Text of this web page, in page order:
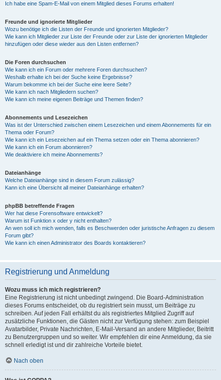
Ich habe eine Spam-E-Mail von einem Mitglied dieses Forums erhalten!
Freunde und ignorierte Mitglieder
Wozu benötige ich die Listen der Freunde und ignorierten Mitglieder?
Wie kann ich Mitglieder zur Liste der Freunde oder zur Liste der ignorierten Mitglieder
hinzufügen oder diese wieder aus den Listen entfernen?
Die Foren durchsuchen
Wie kann ich ein Forum oder mehrere Foren durchsuchen?
Weshalb erhalte ich bei der Suche keine Ergebnisse?
Warum bekomme ich bei der Suche eine leere Seite?
Wie kann ich nach Mitgliedern suchen?
Wie kann ich meine eigenen Beiträge und Themen finden?
Abonnements und Lesezeichen
Was ist der Unterschied zwischen einem Lesezeichen und einem Abonnements für ein
Thema oder Forum?
Wie kann ich ein Lesezeichen auf ein Thema setzen oder ein Thema abonnieren?
Wie kann ich ein Forum abonnieren?
Wie deaktiviere ich meine Abonnements?
Dateianhänge
Welche Dateianhänge sind in diesem Forum zulässig?
Kann ich eine Übersicht all meiner Dateianhänge erhalten?
phpBB betreffende Fragen
Wer hat diese Forensoftware entwickelt?
Warum ist Funktion x oder y nicht enthalten?
An wen soll ich mich wenden, falls es Beschwerden oder juristische Anfragen zu diesem
Forum gibt?
Wie kann ich einen Administrator des Boards kontaktieren?
Registrierung und Anmeldung
Wozu muss ich mich registrieren?
Eine Registrierung ist nicht unbedingt zwingend. Die Board-Administration
dieses Forums entscheidet, ob du registriert sein musst, um Beiträge zu
schreiben. Auf jeden Fall erhältst du als registriertes Mitglied Zugriff auf
zusätzliche Funktionen, die Gästen nicht zur Verfügung stehen: zum Beispiel
Avatarbilder, Private Nachrichten, E-Mail-Versand an andere Mitglieder, Beitritt
zu Benutzergruppen und so weiter. Wir empfehlen dir eine Anmeldung, da sie
schnell erledigt ist und dir zahlreiche Vorteile bietet.
Nach oben